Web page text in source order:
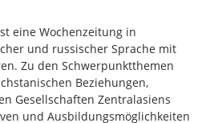
eine Wochenzeitung in
und russischer Sprache mit
Zu den Schwerpunktthemen
Beziehungen,
Gesellschaften Zentralasiens
und Ausbildungsmöglichkeiten